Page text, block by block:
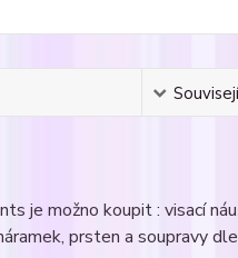
je možno koupit : visací
prsten a soupravy